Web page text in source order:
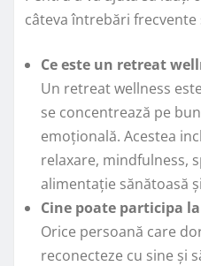
câteva întrebări
Ce este un retreat
Un retreat wellness
se concentrează pe
emoțională. Acestea
relaxare, mindfulness,
alimentație sănătoasă
Cine poate participa
Orice persoană care
reconecteze cu sine și